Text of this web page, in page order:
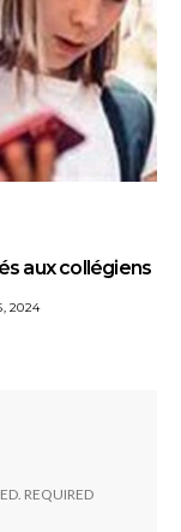
aux collégiens
2024
REQUIRED